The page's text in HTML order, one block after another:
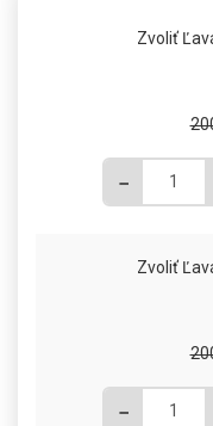
Zvoliť
−
Zvoliť
−